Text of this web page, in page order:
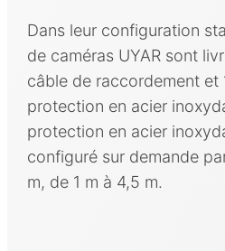
Dans leur configuration
de caméras UYAR sont
câble de raccordement et
protection en acier
protection en acier
configuré sur demande
m, de 1 m à 4,5 m.